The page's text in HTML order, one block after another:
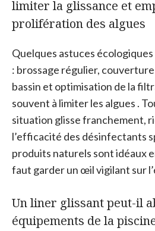
limiter la glissance et
prolifération des algues
Quelques astuces
: brossage régulier,
bassin et optimisation de la
souvent à limiter les algues .
situation glisse franchement,
l’efficacité des désinfectants
produits naturels sont idéaux
faut garder un œil vigilant sur
Un liner glissant peut-il
équipements de la